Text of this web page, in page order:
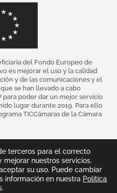
del Fondo Europeo de
es mejorar el uso y la calidad
y de las comunicaciones y el
se han llevado a cabo
poder dar un mejor servicio
lugar durante 2019. Para ello
TICCámaras de la Cámara
terceros para el correcto
nuestros servicios.
su uso. Puede cambiar
información en nuestra Política